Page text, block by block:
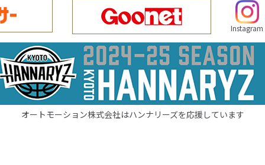
ラパンご納車させていただきました！
2026/07/28 ロッキーご納車させていただきました！
2026/07/25 新車スーパーキャリィご納車させていただきまし
2026/07/25 フェアレディZご納車させていただきました！
Instagram
オートモーション株式会社はハンナリーズを応援しています